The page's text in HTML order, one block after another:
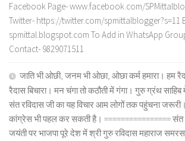
Facebook Page- www.facebook.com/
Twitter- https://twitter.com/spmittalblogger?s=11
spmittal.blogspot.com To Add in WhatsApp
Contact- 9829071511
जाति भी ओछी, जनम भी ओछा, ओछा कर्म हमारा। हम
रैदास बिचारा। मन चंगा तो कठौती में गंगा। गुरु ग्रंथ साहिब
संत रविदास जी का यह विचार आम लोगों तक पहुंचना जरूरी।
कांग्रेस भी पहल कर सकती है। ================ संत
जयंती पर भाजपा पूरे देश में श्री गुरु रविदास महाराज